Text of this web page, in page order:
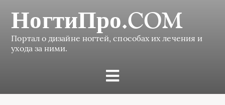
НогтиПро.COM
Портал о дизайне ногтей, способах их лечения и
ухода за ними.